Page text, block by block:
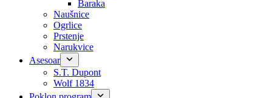
Baraka
Naušnice
Ogrlice
Prstenje
Narukvice
Asesoar
S.T. Dupont
Wolf 1834